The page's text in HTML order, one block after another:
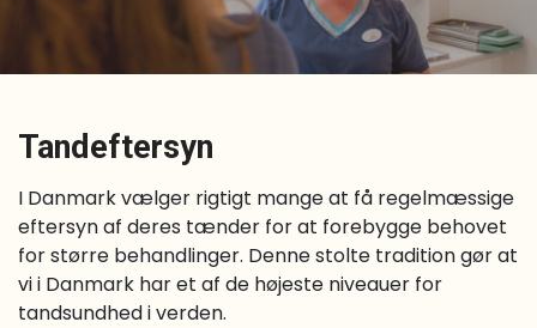
Tandeftersyn
I Danmark vælger rigtigt mange at få regelmæssige
eftersyn af deres tænder for at forebygge behovet
for større behandlinger. Denne stolte tradition gør at
vi i Danmark har et af de højeste niveauer for
tandsundhed i verden.